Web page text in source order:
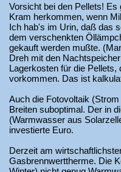
Vorsicht bei den Pellets!
Kram herkommen, wenn
Ich hab's im Urin, daß das
dem verschenkten
gekauft werden mußte.
Dreh mit den
Lagerkosten für die Pellets,
vorkommen. Das ist
Auch die Fotovoltaik
Breiten suboptimal. Der in
(Warmwasser aus
investierte Euro.
Derzeit am
Gasbrennwerttherme. Die